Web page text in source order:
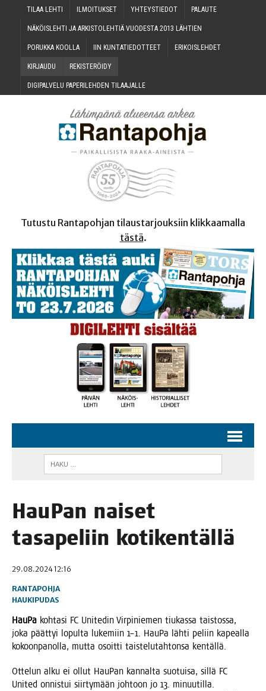
TILAA LEH­TI ILMOI­TUK­SET YHTEYS­TIE­DOT PALAU­TE
NÄKÖIS­LEH­TI JA ARKIS­TO­LEH­TIÄ VUO­DES­TA 2013 LÄHTIEN
PORUK­KA KOOLLA IIN KUN­TA­TIE­DOT­TEET ERI­KOIS­LEH­DET
KIR­JAU­DU REKIS­TE­RÖI­DY
DIGI­PAL­VE­LU PAPE­RI­LEH­DEN TILAAJALLE
Tutustu Rantapohjan tilaustarjouksiin klikkaamalla
tästä.
Hau­Pan nai­set
tasa­pe­liin kotikentällä
29.08.2024 12:16
RANTAPOHJA
HAUKIPUDAS
Hau­Pa koh­ta­si FC Uni­te­din Vir­pi­nie­men tiu­kas­sa tais­tos­sa,
joka päät­tyi lopul­ta luke­miin 1–1. Hau­Pa läh­ti peliin kapeal­la
kokoon­pa­nol­la, mut­ta osoit­ti tais­te­lu­tah­ton­sa kentällä.
Otte­lun alku ei ollut Hau­Pan kan­nal­ta suo­tui­sa, sil­lä FC
Uni­ted onnis­tui siir­ty­mään joh­toon jo 13. minuu­til­la.